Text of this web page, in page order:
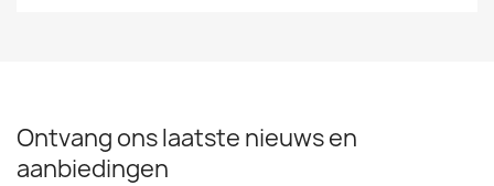
Ontvang ons laatste nieuws en
aanbiedingen